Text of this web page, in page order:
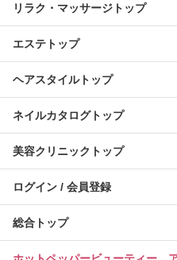
リラク・マッサージトップ
エステトップ
ヘアスタイルトップ
ネイルカタログトップ
美容クリニックトップ
ログイン / 会員登録
総合トップ